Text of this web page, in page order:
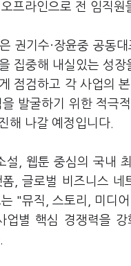
프라인으로 전 임직
권기수·장윤중 공동
집중해 내실있는 성
점검하고 각 사업의
발굴하기 위한 적극
해 나갈 예정입니다.
설, 웹툰 중심의 국내
, 글로벌 비즈니스 네
"뮤직, 스토리, 미디
업별 핵심 경쟁력을